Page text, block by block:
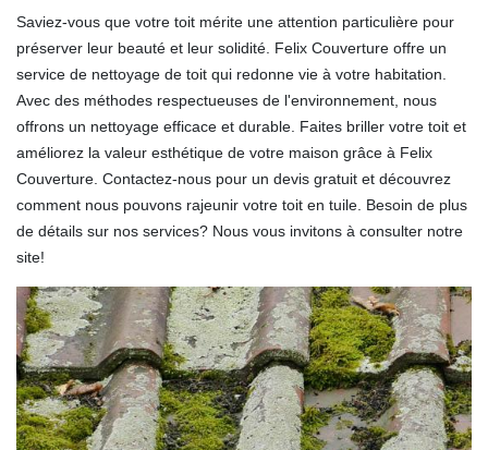
Saviez-vous que votre toit mérite une attention particulière pour
préserver leur beauté et leur solidité. Felix Couverture offre un
service de nettoyage de toit qui redonne vie à votre habitation.
Avec des méthodes respectueuses de l'environnement, nous
offrons un nettoyage efficace et durable. Faites briller votre toit et
améliorez la valeur esthétique de votre maison grâce à Felix
Couverture. Contactez-nous pour un devis gratuit et découvrez
comment nous pouvons rajeunir votre toit en tuile. Besoin de plus
de détails sur nos services? Nous vous invitons à consulter notre
site!